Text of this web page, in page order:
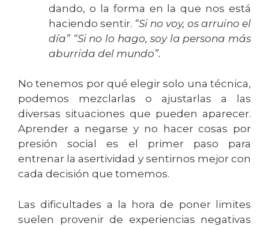
dando, o la forma en la que nos está
haciendo sentir. “Si no voy, os arruino el
día” “Si no lo hago, soy la persona más
aburrida del mundo”.
No tenemos por qué elegir solo una técnica,
podemos mezclarlas o ajustarlas a las
diversas situaciones que pueden aparecer.
Aprender a negarse y no hacer cosas por
presión social es el primer paso para
entrenar la asertividad y sentirnos mejor con
cada decisión que tomemos.
Las dificultades a la hora de poner limites
suelen provenir de experiencias negativas